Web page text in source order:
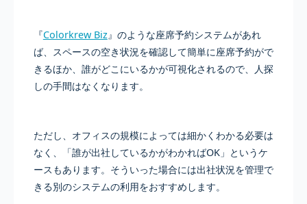
『Colorkrew Biz』のような座席予約システムがあれ
ば、スペースの空き状況を確認して簡単に座席予約がで
きるほか、誰がどこにいるかが可視化されるので、人探
しの手間はなくなります。
ただし、オフィスの規模によっては細かくわかる必要は
なく、「誰が出社しているかがわかればOK」というケ
ースもあります。そういった場合には出社状況を管理で
きる別のシステムの利用をおすすめします。